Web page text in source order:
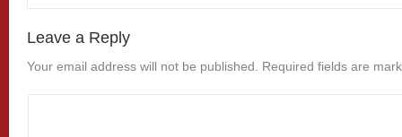
Leave a Reply
Your email address will not be published. Required fields are